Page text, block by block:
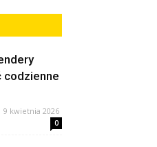
codzienne
9 kwietnia 2026
0